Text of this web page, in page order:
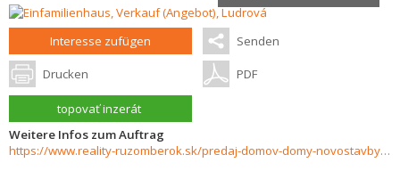
Interesse zufügen Senden
Drucken PDF
topovať inzerát
Weitere Infos zum Auftrag
https://www.reality-ruzomberok.sk/predaj-domov-domy-novostavby/Dva-rodinne-domy-pod-jednou-strechou-na-predaj-Ludrova-35684/?utm_source=areality&utm_medium=xml&utm_term=35684&utm_content=dom&utm_campaign=portaly